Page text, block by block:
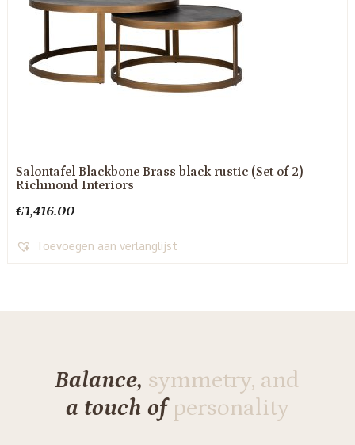
Salontafel Blackbone Brass black rustic (Set of 2)
Richmond Interiors
€1,416.00
Toevoegen aan verlanglijst
Balance, symmetry, and
a touch ofpersonality